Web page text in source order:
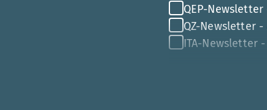
QEP-
QZ-Newsletter
ITA-Newsletter